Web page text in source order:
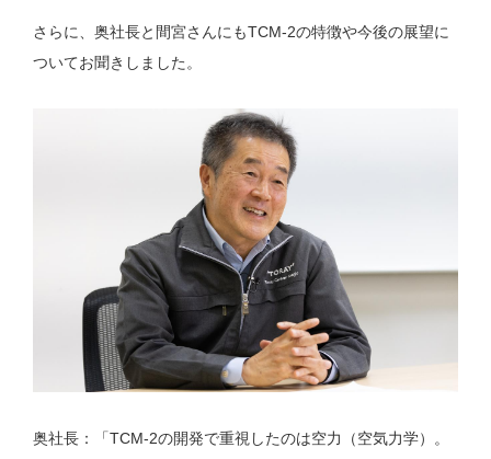
さらに、奥社長と間宮さんにもTCM-2の特徴や今後の展望に
ついてお聞きしました。
奥社長：「TCM-2の開発で重視したのは空力（空気力学）。